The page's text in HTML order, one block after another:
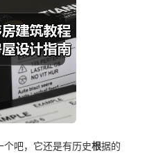
吧，它还是有历史根据的